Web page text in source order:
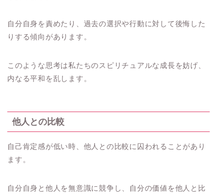
自分自身を責めたり、過去の選択や行動に対して後悔した
りする傾向があります。
このような思考は私たちのスピリチュアルな成長を妨げ、
内なる平和を乱します。
他人との比較
自己肯定感が低い時、他人との比較に囚われることがあり
ます。
自分自身と他人を無意識に競争し、自分の価値を他人と比